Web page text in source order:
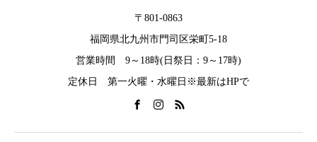
〒801-0863
福岡県北九州市門司区栄町5-18
営業時間 9～18時(日祭日：9～17時)
定休日 第一火曜・水曜日※最新はHPで